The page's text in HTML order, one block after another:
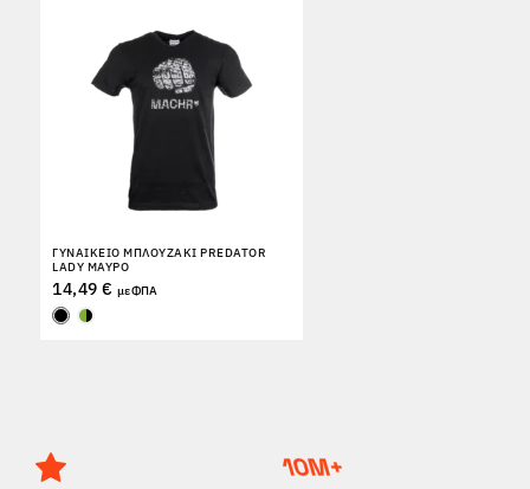
ΓΥΝΑΙΚΕΊΟ ΜΠΛΟΥΖΆΚΙ PREDATOR
LADY ΜΑΎΡΟ
14,49 € με ΦΠΑ